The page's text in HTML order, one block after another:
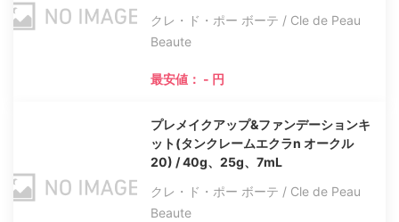
クレ・ド・ポー ボーテ / Cle de Peau
Beaute
最安値： - 円
プレメイクアップ&ファンデーションキ
ット(タンクレームエクラn オークル
20) / 40g、25g、7mL
クレ・ド・ポー ボーテ / Cle de Peau
Beaute